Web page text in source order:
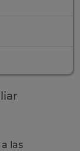
las